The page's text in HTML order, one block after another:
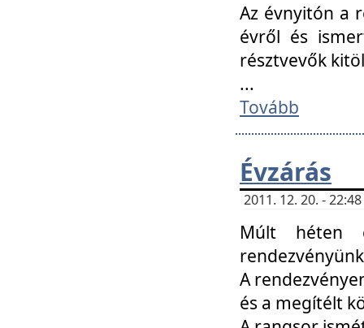
Az évnyitón a
évről és
résztvevők
...
Tovább
Évzárás
2011. 12. 20. -
Múlt héten
A
és a megítélt